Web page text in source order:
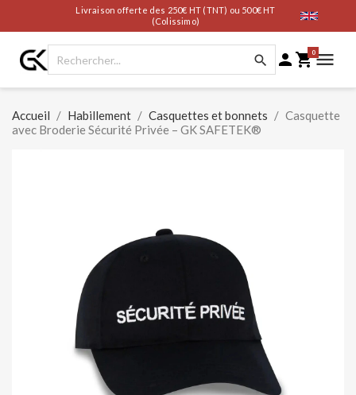
Livraison offerte des 250€ HT (TNT) ou 500€ HT
(Colissimo)
  0
Accueil Habillement Casquettes et bonnets
Casquette
avec Broderie Sécurité Privée – GK SAFETEK®